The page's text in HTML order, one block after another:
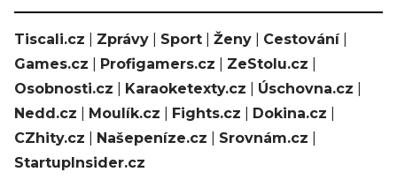
Tiscali.cz Zprávy Sport Ženy Cestování|
Games.cz
Profigamers.cz ZeStolu.cz
Osobnosti.cz
Karaoketexty.cz Úschovna.cz
Nedd.cz
Moulík.cz Fights.cz Dokina.cz
CZhity.cz
Našepeníze.cz Srovnám.cz
StartupInsider.cz